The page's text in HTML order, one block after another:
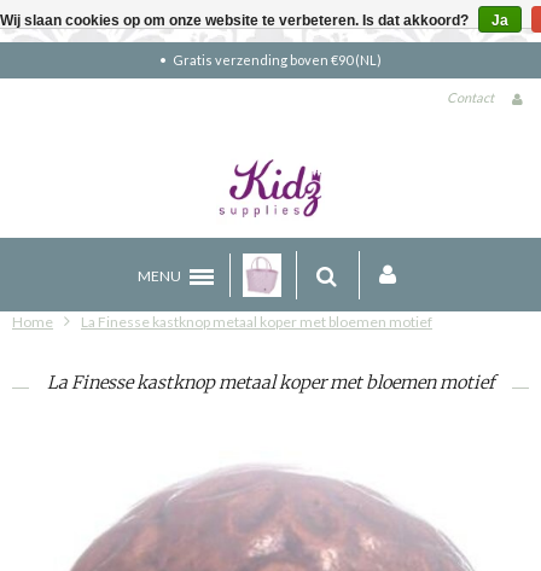
Gratis verzending boven €90 (NL)
Contact
MENU
Home La Finesse kastknop metaal koper met bloemen motief
La Finesse kastknop metaal koper met bloemen motief
Wij slaan cookies op om onze website te verbeteren. Is dat akkoord? Ja